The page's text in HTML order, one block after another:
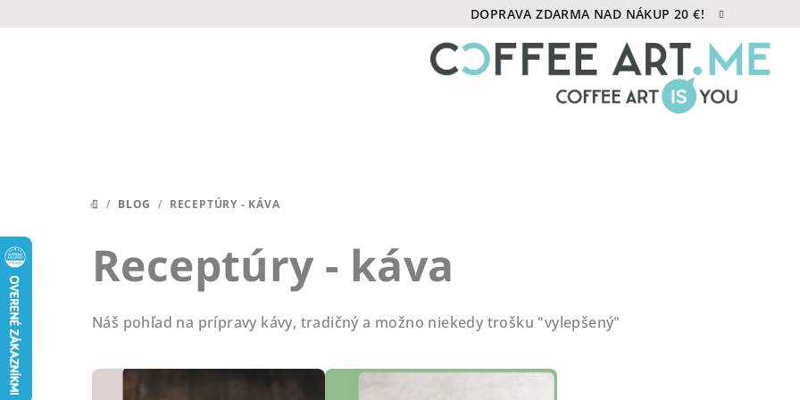
na
DOPRAVA ZDARMA NAD NÁKUP 20 €!
DOMOV
/ BLOG / RECEPTÚRY - KÁVA
Receptúry - káva
Náš pohľad na prípravy kávy, tradičný a možno niekedy trošku "vylepšený"
V